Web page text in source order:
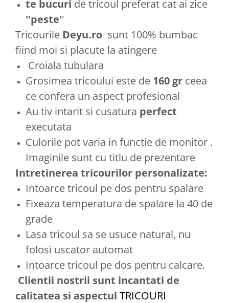
te bucuri de tricoul preferat cat ai zice
''peste''
Tricourile Deyu.ro sunt 100% bumbac
fiind moi si placute la atingere
Croiala tubulara
Grosimea tricoului este de 160 gr ceea
ce confera un aspect profesional
Au tiv intarit si cusatura perfect
executata
Culorile pot varia in functie de monitor .
Imaginile sunt cu titlu de prezentare
Intretinerea tricourilor personalizate:
Intoarce tricoul pe dos pentru spalare
Fixeaza temperatura de spalare la 40 de
grade
Lasa tricoul sa se usuce natural, nu
folosi uscator automat
Intoarce tricoul pe dos pentru calcare.
Clientii nostrii sunt incantati de
calitatea si aspectul TRICOURI